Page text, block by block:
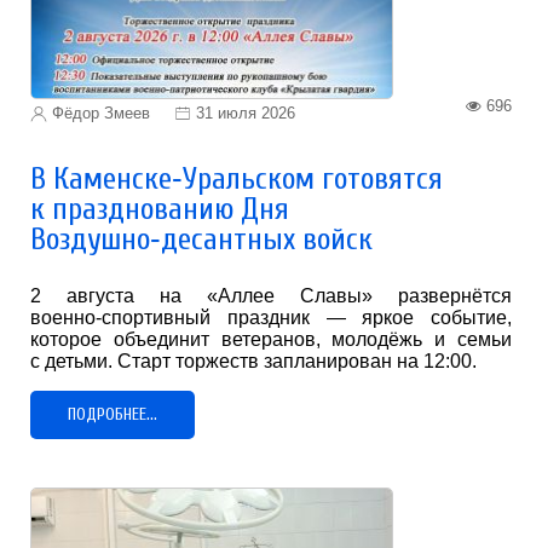
Фёдор Змеев 31 июля 2026 696
В Каменске‑Уральском готовятся
к празднованию Дня
Воздушно‑десантных войск
2 августа на «Аллее Славы» развернётся
военно‑спортивный праздник — яркое событие,
которое объединит ветеранов, молодёжь и семьи
с детьми. Старт торжеств запланирован на 12:00.
ПОДРОБНЕЕ...